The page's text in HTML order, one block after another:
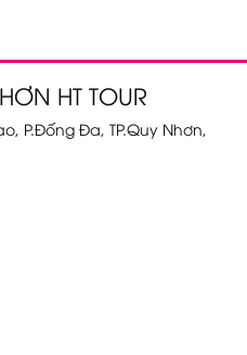
HT TOUR
P.Đống Đa, TP.Quy Nhơn,